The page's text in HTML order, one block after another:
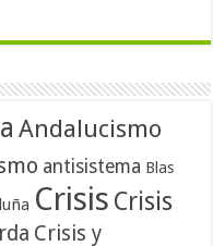
Andalucismo
antisistema Blas
Crisis Crisis
Crisis y